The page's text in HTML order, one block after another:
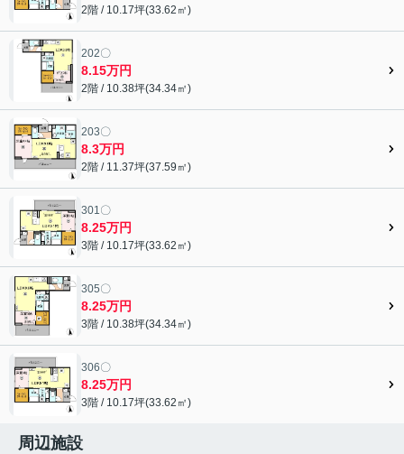
2階 / 10.17坪(33.62㎡)
202〇
8.15万円
2階 / 10.38坪(34.34㎡)
203〇
8.3万円
2階 / 11.37坪(37.59㎡)
301〇
8.25万円
3階 / 10.17坪(33.62㎡)
305〇
8.25万円
3階 / 10.38坪(34.34㎡)
306〇
8.25万円
3階 / 10.17坪(33.62㎡)
周辺施設